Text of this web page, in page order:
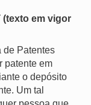
(texto em vigor
de Patentes
patente em
o depósito
Um tal